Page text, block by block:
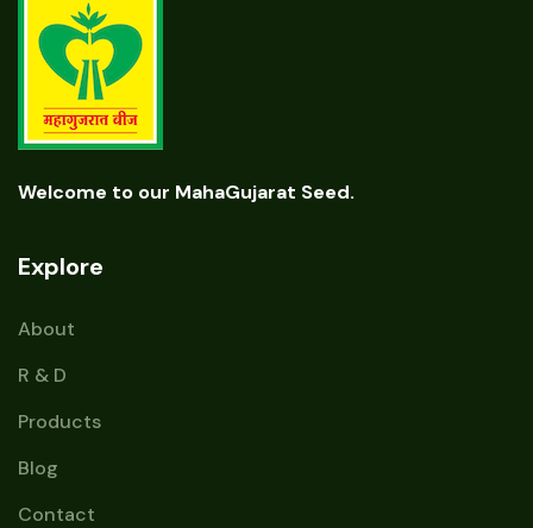
Welcome to our MahaGujarat Seed.
Explore
About
R & D
Products
Blog
Contact